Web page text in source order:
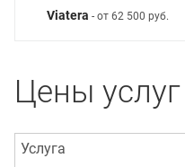
Viatera - от 62 500 руб.
Цены услуг
Услуга